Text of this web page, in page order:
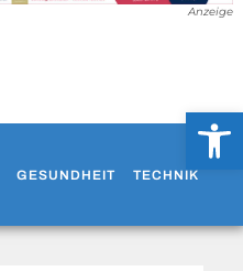
Anzeige
GESUNDHEIT TECHNIK